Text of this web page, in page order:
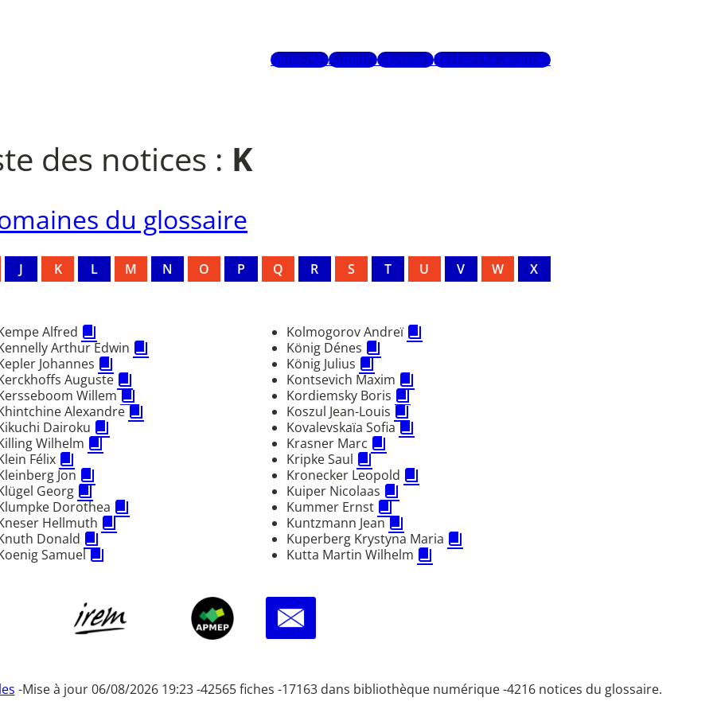
Mots-clésAuteursGlossaireRecherche avancée
des notices : K
du glossaire
J K L M N O P Q R S T U V W
X
Alfred
Arthur Edwin
Johannes
Auguste
Willem
Alexandre
Dairoku
Wilhelm
Félix
Jon
Georg
Dorothea
Hellmuth
Donald
Samuel
Kolmogorov Andreï
König Dénes
König Julius
Kontsevich Maxim
Kordiemsky Boris
Koszul Jean-Louis
Kovalevskaïa Sofia
Krasner Marc
Kripke Saul
Kronecker Leopold
Kuiper Nicolaas
Kummer Ernst
Kuntzmann Jean
Kuperberg Krystyna Maria
Kutta Martin Wilhelm
-Mise à jour 06/08/2026 19:23 -42565 fiches -17163 dans bibliothèque numérique -4216 notices du glossaire.